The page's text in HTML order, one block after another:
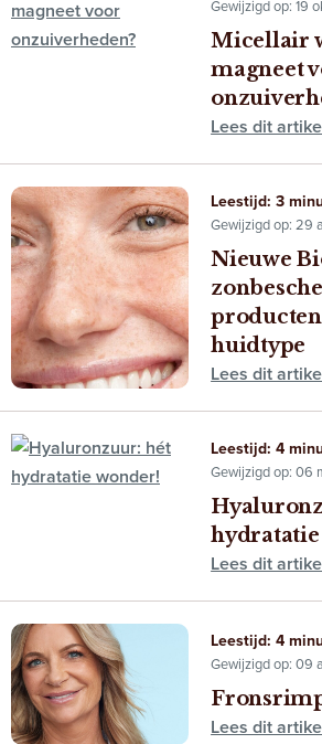
Gewijzigd op: 19
Micellair
magneet
Lees dit
Leestijd: 3
Gewijzigd op: 29
Nieuwe
huidtype
Lees dit
Leestijd: 4
Gewijzigd op: 06
Lees dit
Leestijd: 4
Gewijzigd op: 09
Lees dit